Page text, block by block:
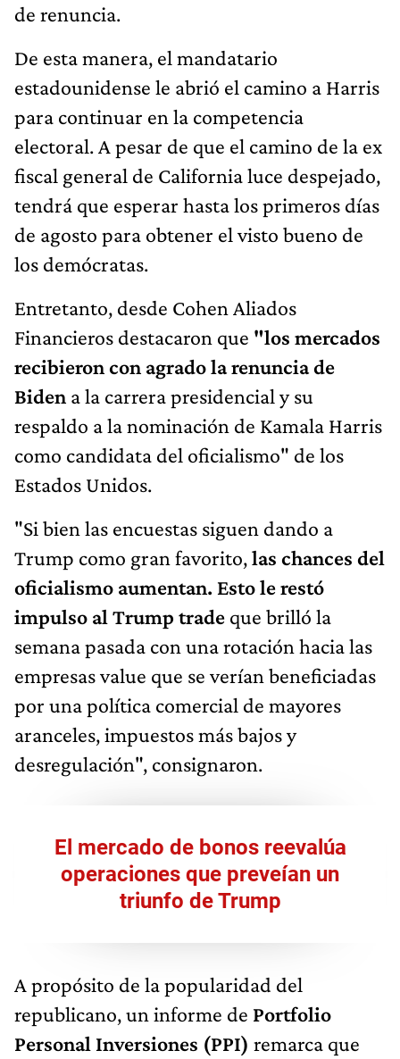
de renuncia.
De esta manera, el mandatario
estadounidense le abrió el camino a Harris
para continuar en la competencia
electoral. A pesar de que el camino de la ex
fiscal general de California luce despejado,
tendrá que esperar hasta los primeros días
de agosto para obtener el visto bueno de
los demócratas.
Entretanto, desde Cohen Aliados
Financieros destacaron que "los mercados
recibieron con agrado la renuncia de
Biden a la carrera presidencial y su
respaldo a la nominación de Kamala Harris
como candidata del oficialismo" de los
Estados Unidos.
"Si bien las encuestas siguen dando a
Trump como gran favorito,las chances del
oficialismo aumentan. Esto le restó
impulso al Trump trade que brilló la
semana pasada con una rotación hacia las
empresas value que se verían beneficiadas
por una política comercial de mayores
aranceles, impuestos más bajos y
desregulación", consignaron.
El mercado de bonos reevalúa
operaciones que preveían un
triunfo de Trump
A propósito de la popularidad del
republicano, un informe de Portfolio
Personal Inversiones (PPI) remarca que